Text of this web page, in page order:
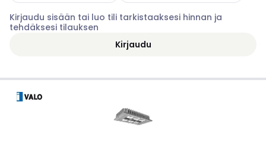
Kirjaudu sisään tai luo tili tarkistaaksesi hinnan ja
tehdäksesi tilauksen
Kirjaudu